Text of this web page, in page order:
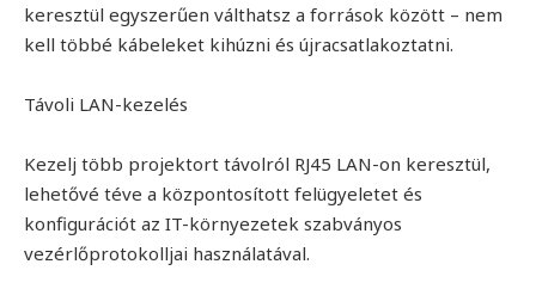
keresztül egyszerűen válthatsz a források között – nem
kell többé kábeleket kihúzni és újracsatlakoztatni.
Távoli LAN-kezelés
Kezelj több projektort távolról RJ45 LAN-on keresztül,
lehetővé téve a központosított felügyeletet és
konfigurációt az IT-környezetek szabványos
vezérlőprotokolljai használatával.